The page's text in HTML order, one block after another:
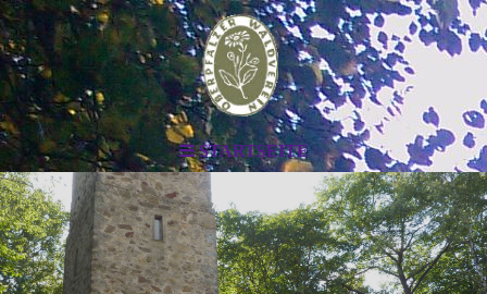
STARTSEITE